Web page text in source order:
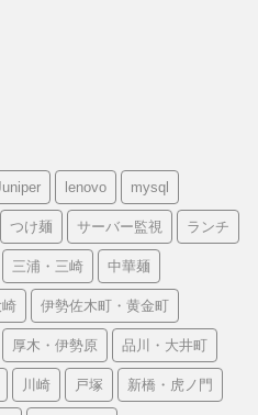
lenovo mysql
つけ麺 サーバー監視 ランチ
三浦・三崎 中華麺
伊勢佐木町・黄金町
厚木・伊勢原 品川・大井町
川崎 戸塚 新橋・虎ノ門